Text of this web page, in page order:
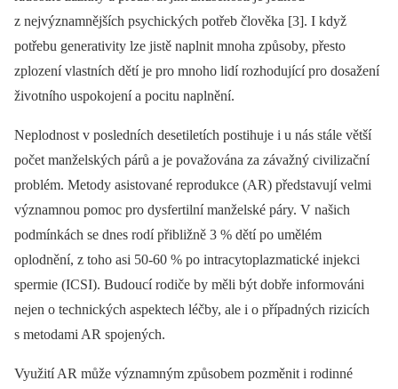
z nejvýznamnějších psychických potřeb člověka [3]. I když
potřebu generativity lze jistě naplnit mnoha způsoby, přesto
zplození vlastních dětí je pro mnoho lidí rozhodující pro dosažení
životního uspokojení a pocitu naplnění.
Neplodnost v posledních desetiletích postihuje i u nás stále větší
počet manželských párů a je považována za závažný civilizační
problém. Metody asistované reprodukce (AR) představují velmi
významnou pomoc pro dysfertilní manželské páry. V našich
podmínkách se dnes rodí přibližně 3 % dětí po umělém
oplodnění, z toho asi 50-60 % po intracytoplazmatické injekci
spermie (ICSI). Budoucí rodiče by měli být dobře informováni
nejen o technických aspektech léčby, ale i o případných rizicích
s metodami AR spojených.
Využití AR může významným způsobem pozměnit i rodinné